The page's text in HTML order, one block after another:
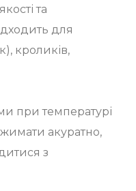
та
для
кроликів,
при температурі
акуратно,
з